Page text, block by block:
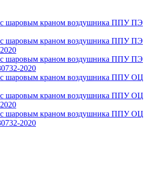
с шаровым краном воздушника ППУ ПЭ
с шаровым краном воздушника ППУ ПЭ
с шаровым краном воздушника ППУ ПЭ
2020
с шаровым краном воздушника ППУ ОЦ
с шаровым краном воздушника ППУ ОЦ
с шаровым краном воздушника ППУ ОЦ
2020